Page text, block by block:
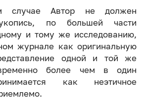
случае Автор не должен
по большей части
и тому же исследованию,
журнале как оригинальную
одной и той же
более чем в один
как неэтичное